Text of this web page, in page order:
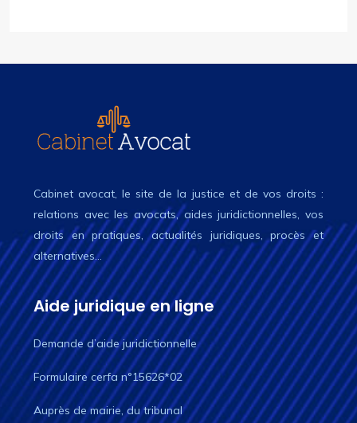
Cabinet avocat, le site de la justice et de vos droits :
relations avec les avocats, aides juridictionnelles, vos
droits en pratiques, actualités juridiques, procès et
alternatives…
Aide juridique en ligne
Demande d’aide juridictionnelle
Formulaire cerfa n°15626*02
Auprès de mairie, du tribunal